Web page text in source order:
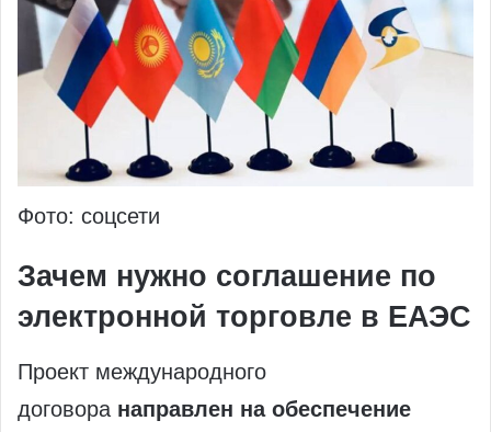
Фото: соцсети
Зачем нужно соглашение по
электронной торговле в ЕАЭС
Проект международного
договора направлен на обеспечение